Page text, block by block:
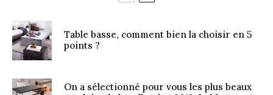
Table basse, comment bien la choisir en 5
points ?
On a sélectionné pour vous les plus beaux